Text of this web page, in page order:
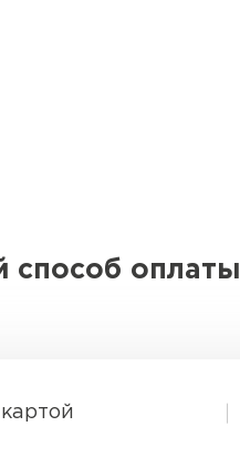
способ оплаты